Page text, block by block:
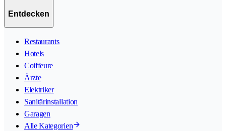
Entdecken
Restaurants
Hotels
Coiffeure
Ärzte
Elektriker
Sanitärinstallation
Garagen
Alle Kategorien